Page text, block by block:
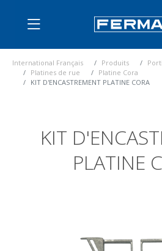
International Français Produits
Platines de rue
Platine Cora
KIT D'ENCASTREMENT PLATINE CORA
KIT
PLATINE